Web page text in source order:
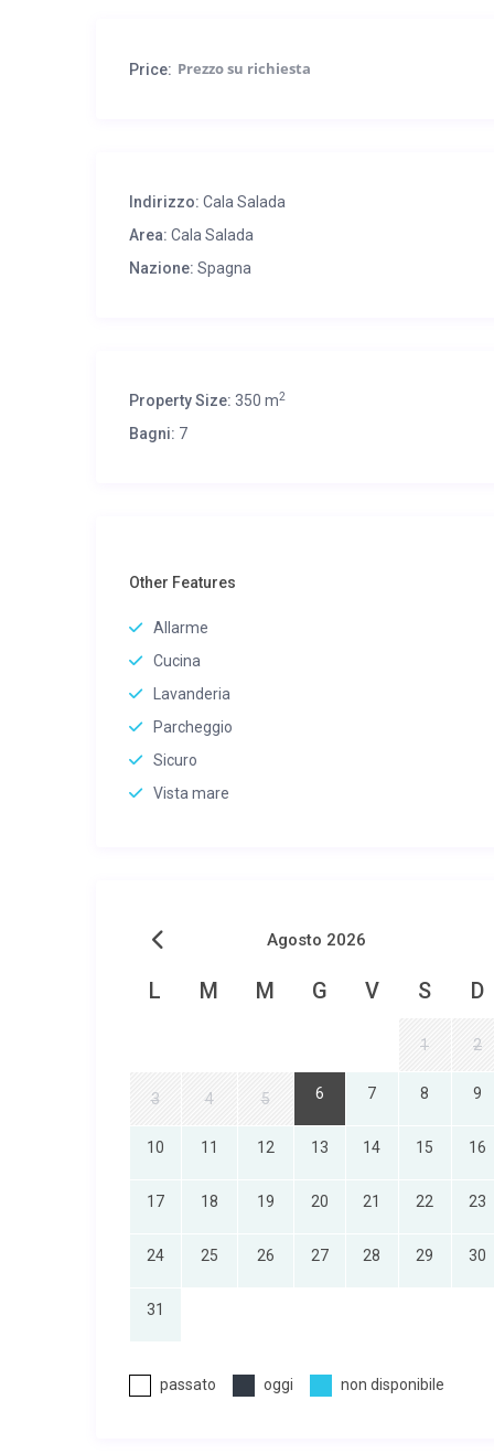
Price:
Indirizzo: Cala Salada
Area: Cala Salada
Nazione: Spagna
Property Size: 350 m2
Bagni: 7
Other Features
Allarme
Cucina
Lavanderia
Parcheggio
Sicuro
Vista mare
Agosto 2026
L M M G V S D
1 2
3 4 5 6 7 8 9
10 11 12 13 14 15 16
17 18 19 20 21 22 23
24 25 26 27 28 29 30
31
passato oggi non disponibile